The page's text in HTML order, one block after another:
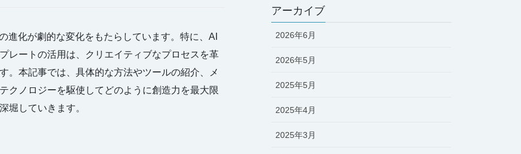
進化が劇的な変化をもたらしています。特に、AI
レートの活用は、クリエイティブなプロセスを革
。本記事では、具体的な方法やツールの紹介、メ
クノロジーを駆使してどのように創造力を最大限
堀していきます。
アーカイブ
2026年6月
2026年5月
2025年5月
2025年4月
2025年3月